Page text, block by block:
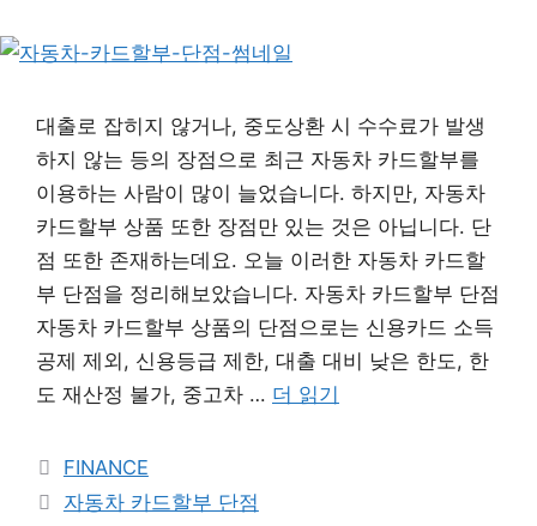
대출로 잡히지 않거나, 중도상환 시 수수료가 발생
하지 않는 등의 장점으로 최근 자동차 카드할부를
이용하는 사람이 많이 늘었습니다. 하지만, 자동차
카드할부 상품 또한 장점만 있는 것은 아닙니다. 단
점 또한 존재하는데요. 오늘 이러한 자동차 카드할
부 단점을 정리해보았습니다. 자동차 카드할부 단점
자동차 카드할부 상품의 단점으로는 신용카드 소득
공제 제외, 신용등급 제한, 대출 대비 낮은 한도, 한
도 재산정 불가, 중고차 … 더 읽기
카
테
고
FINANCE
태
자동차 카드할부 단점